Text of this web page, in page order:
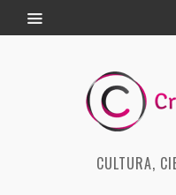
CULTURA,